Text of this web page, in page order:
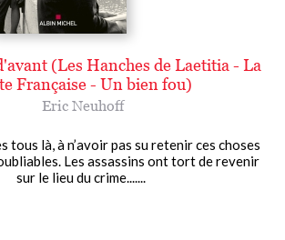
(Les Hanches de Laetitia - La
Française - Un bien fou)
Eric Neuhoff
tous là, à n’avoir pas su retenir ces choses
Les assassins ont tort de revenir
sur le lieu du crime.......